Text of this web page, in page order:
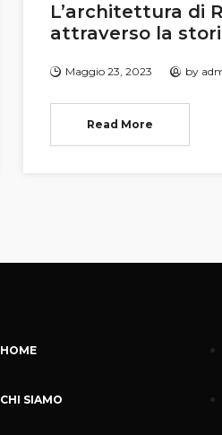
L’architettura di
attraverso la
Maggio 23, 2023 by
Read More
HOME
CHI SIAMO